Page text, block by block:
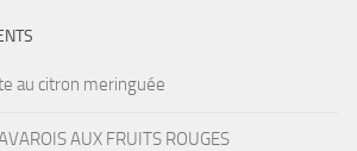
au citron meringuée
AUX FRUITS ROUGES